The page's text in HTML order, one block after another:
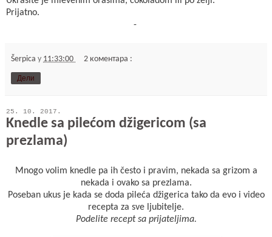
Prijatno.
-
Šerpica у 11:33:00 2 коментара :
Дели
25. 10. 2017.
Knedle sa pilećom džigericom (sa
prezlama)
Mnogo volim knedle pa ih često i pravim, nekada sa grizom a
nekada i ovako sa prezlama.
Poseban ukus je kada se doda pileća džigerica tako da evo i video
recepta za sve ljubitelje.
Podelite recept sa prijateljima.